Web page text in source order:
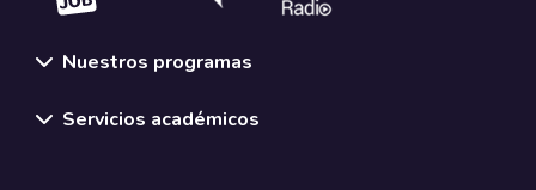
Nuestros programas
Servicios académicos